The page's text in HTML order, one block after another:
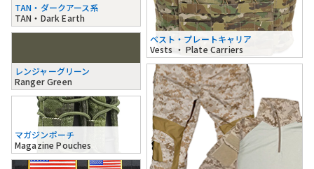
TAN・ダークアース系
TAN・Dark Earth
レンジャーグリーン
Ranger Green
ベスト・プレートキャリア
Vests ・ Plate Carriers
マガジンポーチ
Magazine Pouches